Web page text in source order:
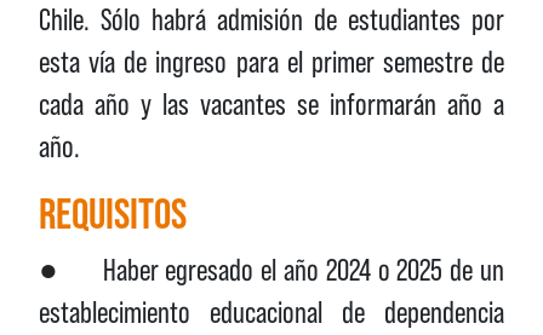
Chile. Sólo habrá admisión de estudiantes por
esta vía de ingreso para el primer semestre de
cada año y las vacantes se informarán año a
año.
REQUISITOS
● Haber egresado el año 2024 o 2025 de un
establecimiento educacional de dependencia